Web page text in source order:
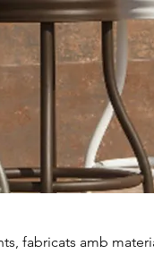
fabricats amb